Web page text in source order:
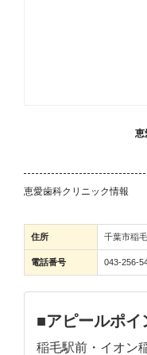
恵
恵愛歯科クリニック情報
住所 千葉市稲
電話番号 043-256-
■アピールポイ
稲毛駅前・イオン